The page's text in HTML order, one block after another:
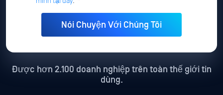
Được hơn 2.100 doanh nghiệp trên toàn thế giới tin
dùng.